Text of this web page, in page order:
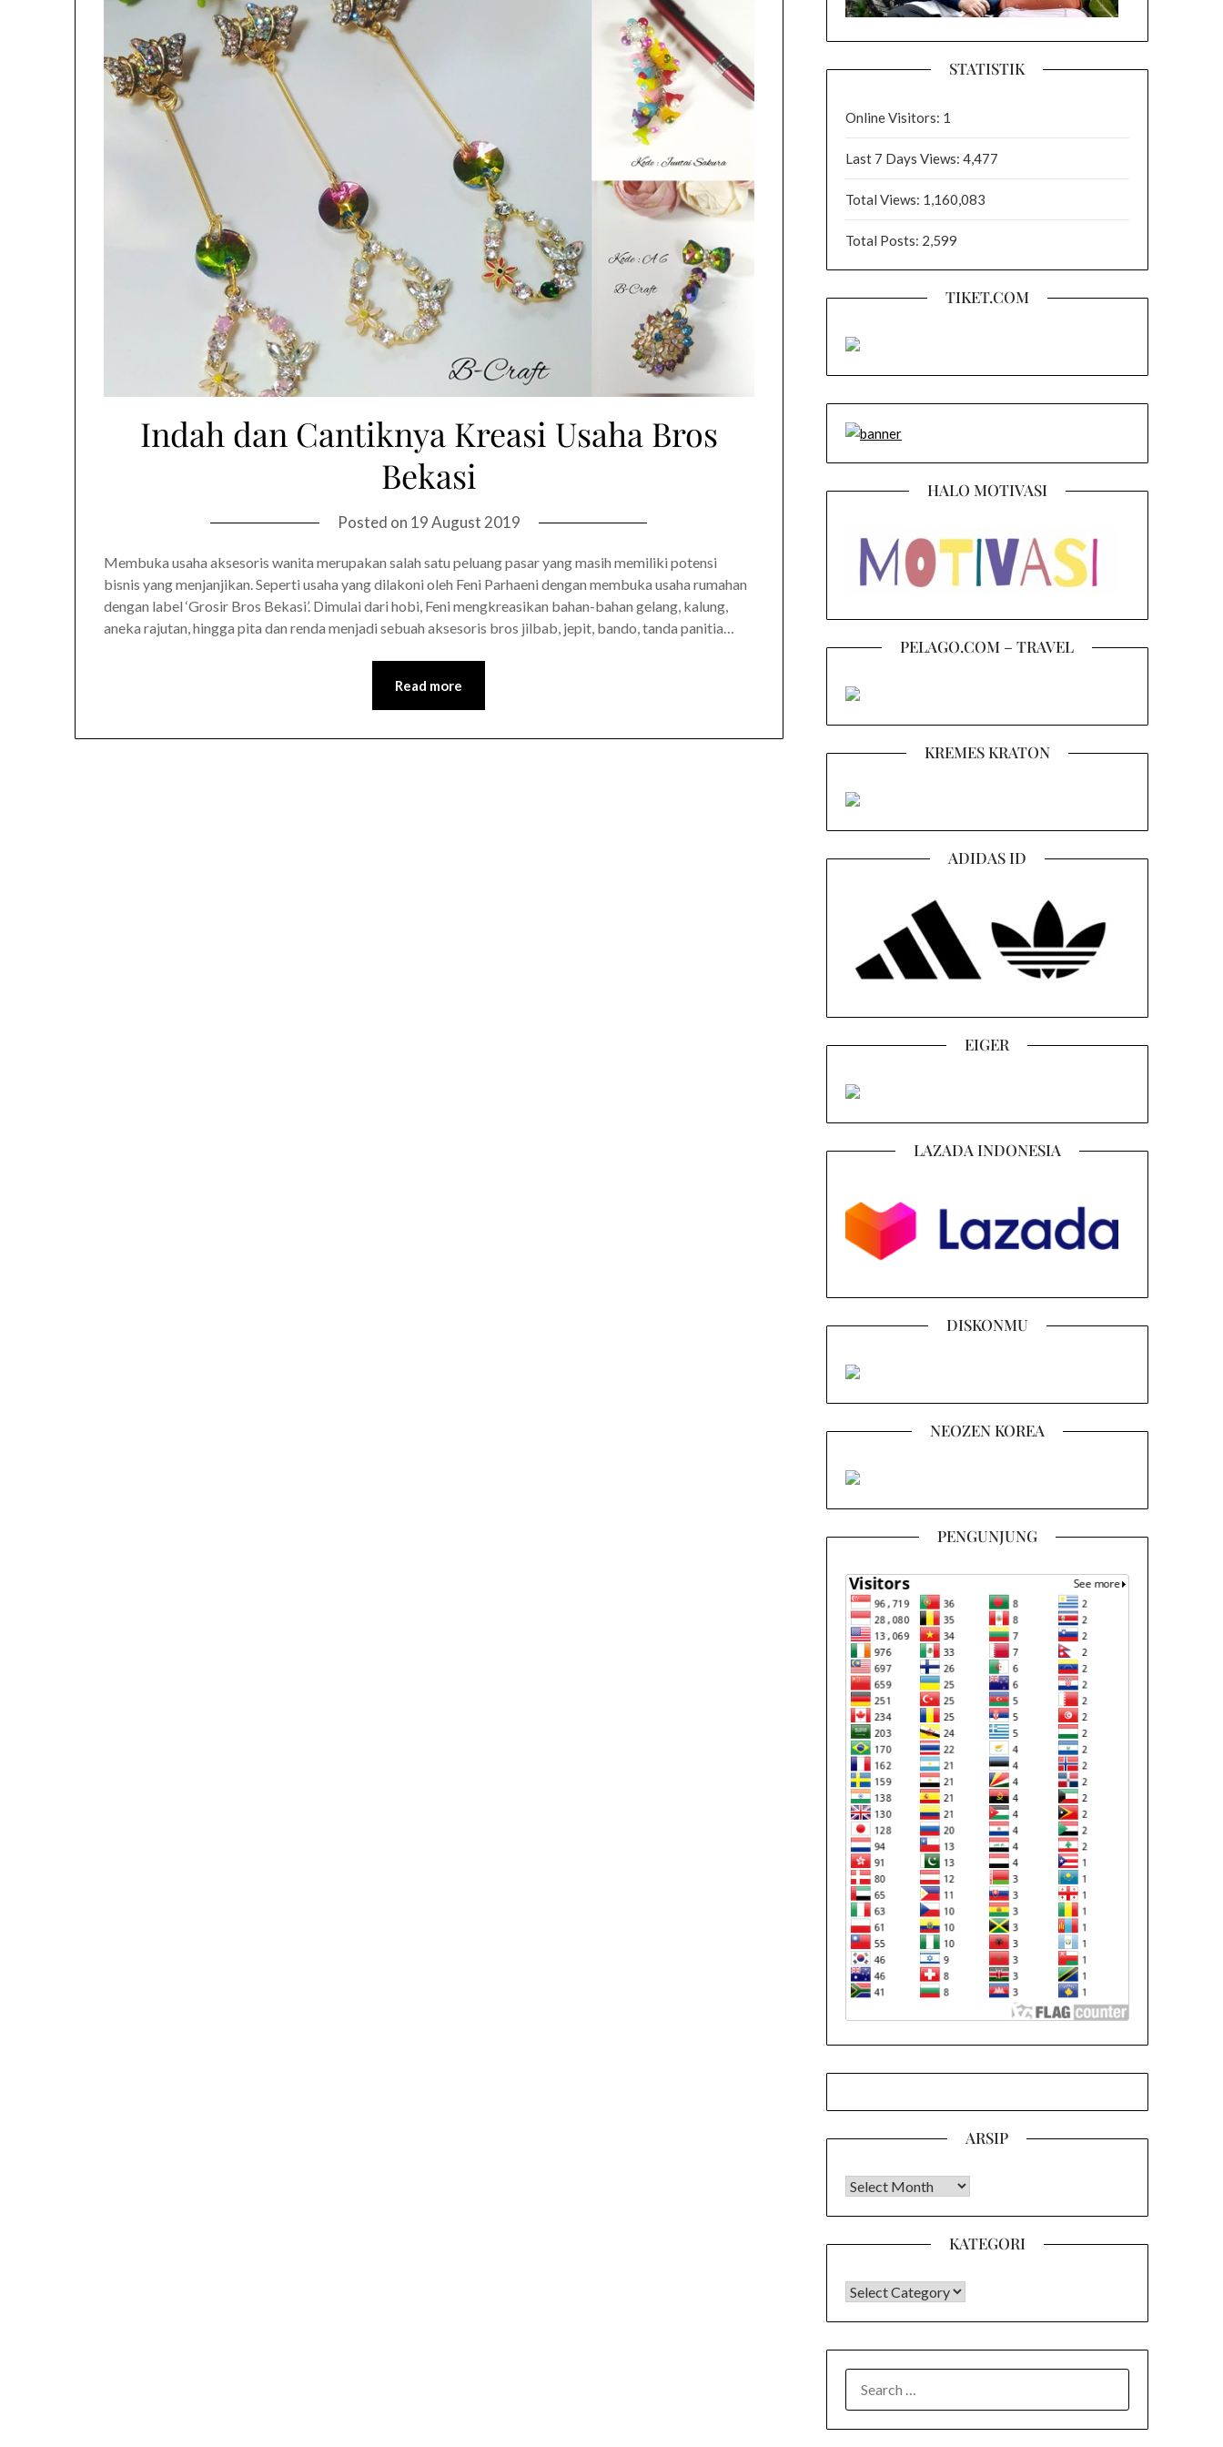
Indah dan Cantiknya Kreasi Usaha Bros
Bekasi
Posted on 19 August 2019
Membuka usaha aksesoris wanita merupakan salah satu peluang pasar yang masih memiliki potensi
bisnis yang menjanjikan. Seperti usaha yang dilakoni oleh Feni Parhaeni dengan membuka usaha rumahan
dengan label ‘Grosir Bros Bekasi’. Dimulai dari hobi, Feni mengkreasikan bahan-bahan gelang, kalung,
aneka rajutan, hingga pita dan renda menjadi sebuah aksesoris bros jilbab, jepit, bando, tanda panitia…
Read more
STATISTIK
Online Visitors: 1
Last 7 Days Views: 4,477
Total Views: 1,160,083
Total Posts: 2,599
TIKET.COM
HALO MOTIVASI
PELAGO.COM – TRAVEL
KREMES KRATON
ADIDAS ID
EIGER
LAZADA INDONESIA
DISKONMU
NEOZEN KOREA
PENGUNJUNG
ARSIP
Arsip
KATEGORI
KATEGORI
FOR: